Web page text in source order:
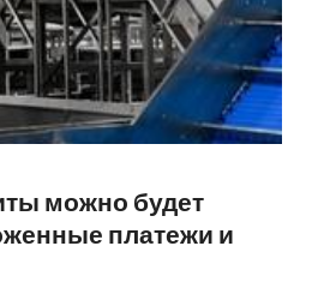
можно будет
платежи и